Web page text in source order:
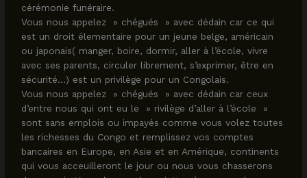
cérémonie funéraire.
Vous nous appelez » chégués » avec dédain car ce qui
est un droit élementaire pour un jeune belge, américain
ou japonais( manger, boire, dormir, aller à l’école, vivre
avec ses parents, circuler librement, s’exprimer, être en
sécurité…) est un privilège pour un Congolais.
Vous nous appelez » chégués » avec dédain car ceux
d’entre nous qui ont eu le » rivilège d’aller à l’école »
sont sans emplois ou impayés comme vous volez toutes
les richesses du Congo et remplissez vos comptes
bancaires en Europe, en Asie et en Amérique, continents
qui vous acceuilleront le jour ou nous vous chasserons